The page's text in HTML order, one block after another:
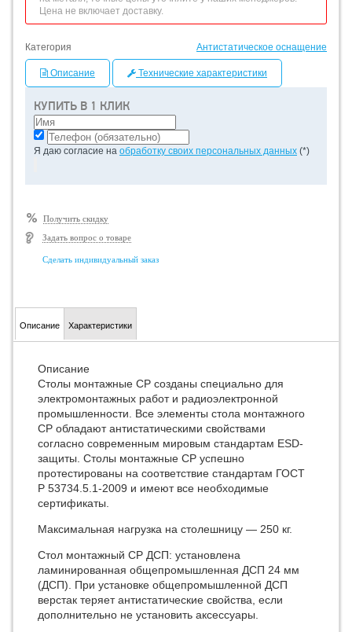
КУПИТЬ В 1 КЛИК
Я даю согласие на обработку своих персональных данных (*)
Получить скидку
Задать вопрос о товаре
Сделать индивидуальный заказ
Цена не включает доставку.
Категория Антистатическое оснащение
Описание Технические характеристики
Описание Характеристики
Описание
Столы монтажные СР созданы специально для
электромонтажных работ и радиоэлектронной
промышленности. Все элементы стола монтажного
СР обладают антистатическими свойствами
согласно современным мировым стандартам ESD-
защиты. Столы монтажные СР успешно
протестированы на соответствие стандартам ГОСТ
Р 53734.5.1-2009 и имеют все необходимые
сертификаты.
Максимальная нагрузка на столешницу — 250 кг.
Стол монтажный СР ДСП: установлена
ламинированная общепромышленная ДСП 24 мм
(ДСП). При установке общепромышленной ДСП
верстак теряет антистатические свойства, если
дополнительно не установить аксессуары.